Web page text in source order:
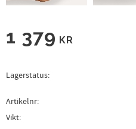
1 379 KR
Lagerstatus
Artikelnr
Vikt